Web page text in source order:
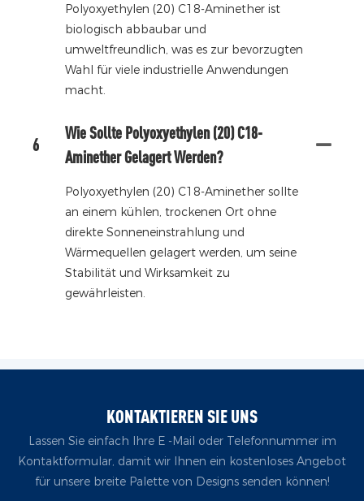
Polyoxyethylen (20) C18-Aminether ist
biologisch abbaubar und
umweltfreundlich, was es zur bevorzugten
Wahl für viele industrielle Anwendungen
macht.
6
Wie Sollte Polyoxyethylen (20) C18-
Aminether Gelagert Werden?
Polyoxyethylen (20) C18-Aminether sollte
an einem kühlen, trockenen Ort ohne
direkte Sonneneinstrahlung und
Wärmequellen gelagert werden, um seine
Stabilität und Wirksamkeit zu
gewährleisten.
KONTAKTIEREN SIE UNS
Lassen Sie einfach Ihre E -Mail oder Telefonnummer im
Kontaktformular, damit wir Ihnen ein kostenloses Angebot
für unsere breite Palette von Designs senden können!